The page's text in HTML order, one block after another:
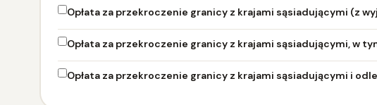
Opłata za przekroczenie granicy z krajami sąsiadującymi (z
Opłata za przekroczenie granicy z krajami sąsiadującymi, w
Opłata za przekroczenie granicy z krajami sąsiadującymi i